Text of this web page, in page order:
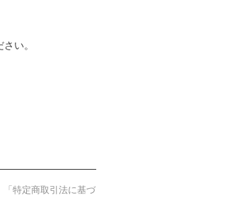
い。
「特定商取引法に基づ